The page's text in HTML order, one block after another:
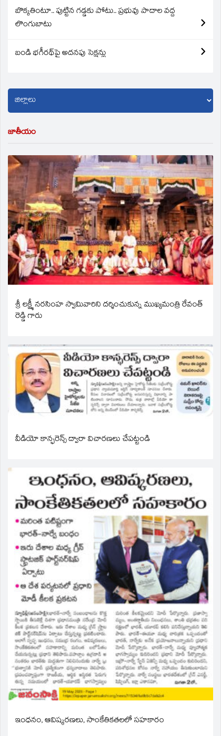
బొక్కతింటూ.. పుట్టిన గడ్డకు పోటు.. ప్రభువు పాదాల వద్ద
లొంగుబాటు
బండి భగీరథ్‌పై అదనపు సెక్షన్లు
జాతీయం
శ్రీ లక్ష్మీ నరసింహ స్వామివారిని దర్శించుకున్న ముఖ్యమంత్రి రేవంత్
రెడ్డి గారు
వీడియో కాన్ఫరెన్స్ ద్వారా విచారణలు చేపట్టండి
ఇంధనం, ఆవిష్కరణలు, సాంకేతికతలలో సహకారం